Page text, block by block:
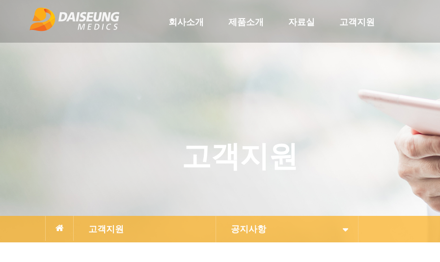
회사소개 제품소개 자료실 고객지원
고객지원
고객지원 공지사항